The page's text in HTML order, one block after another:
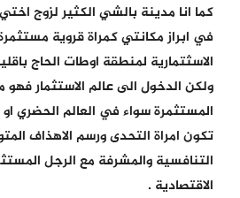
كما انا مدينة بالشي الكثير لزوج
في ابراز مكانتي كمراة قروية
الاسثتمارية لمنطقة اوطات الحاج
ولكن الدخول الى عالم الاستثمار فهو
المستثمرة سواء في العالم الحضري او
تكون امراة التحدى ورسم الاهذاف
التنافسية والمشرفة مع الرجل
الاقتصادية .